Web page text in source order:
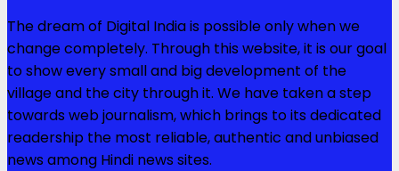
The dream of Digital India is possible only when we
change completely. Through this website, it is our goal
to show every small and big development of the
village and the city through it. We have taken a step
towards web journalism, which brings to its dedicated
readership the most reliable, authentic and unbiased
news among Hindi news sites.